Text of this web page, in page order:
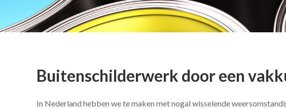
Buitenschilderwerk door een
In Nederland hebben we te maken met nogal wisselende